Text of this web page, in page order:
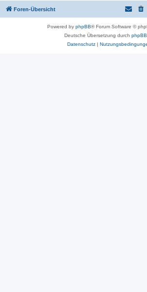
Foren-Übersicht
Powered by phpBB® Forum Software ©
Deutsche Übersetzung durch
Datenschutz|